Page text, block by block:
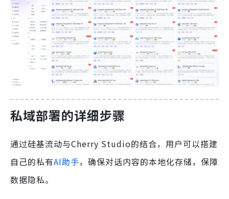
私域部署的详细步骤
通过硅基流动与Cherry Studio的结合，用户可以搭建
自己的私有AI助手，确保对话内容的本地化存储，保障
数据隐私。